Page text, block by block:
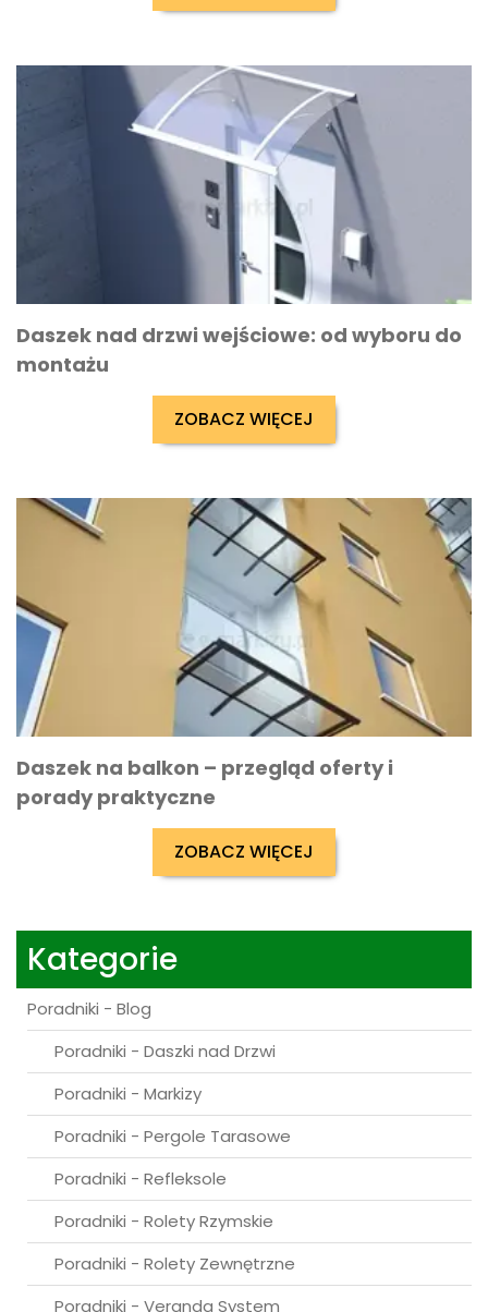
Daszek nad drzwi wejściowe: od wyboru do
montażu
ZOBACZ WIĘCEJ
Daszek na balkon – przegląd oferty i
porady praktyczne
ZOBACZ WIĘCEJ
Kategorie
Poradniki - Blog
Poradniki - Daszki nad Drzwi
Poradniki - Markizy
Poradniki - Pergole Tarasowe
Poradniki - Refleksole
Poradniki - Rolety Rzymskie
Poradniki - Rolety Zewnętrzne
Poradniki - Veranda System